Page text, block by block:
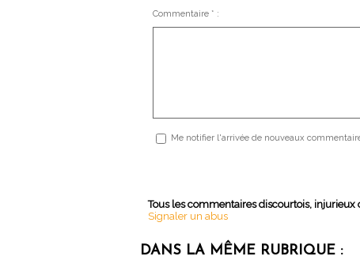
Commentaire * :
Me notifier l'arrivée de nouveaux
Tous les commentaires discourtois,
Signaler un abus
DANS LA MÊME RUBRIQUE :